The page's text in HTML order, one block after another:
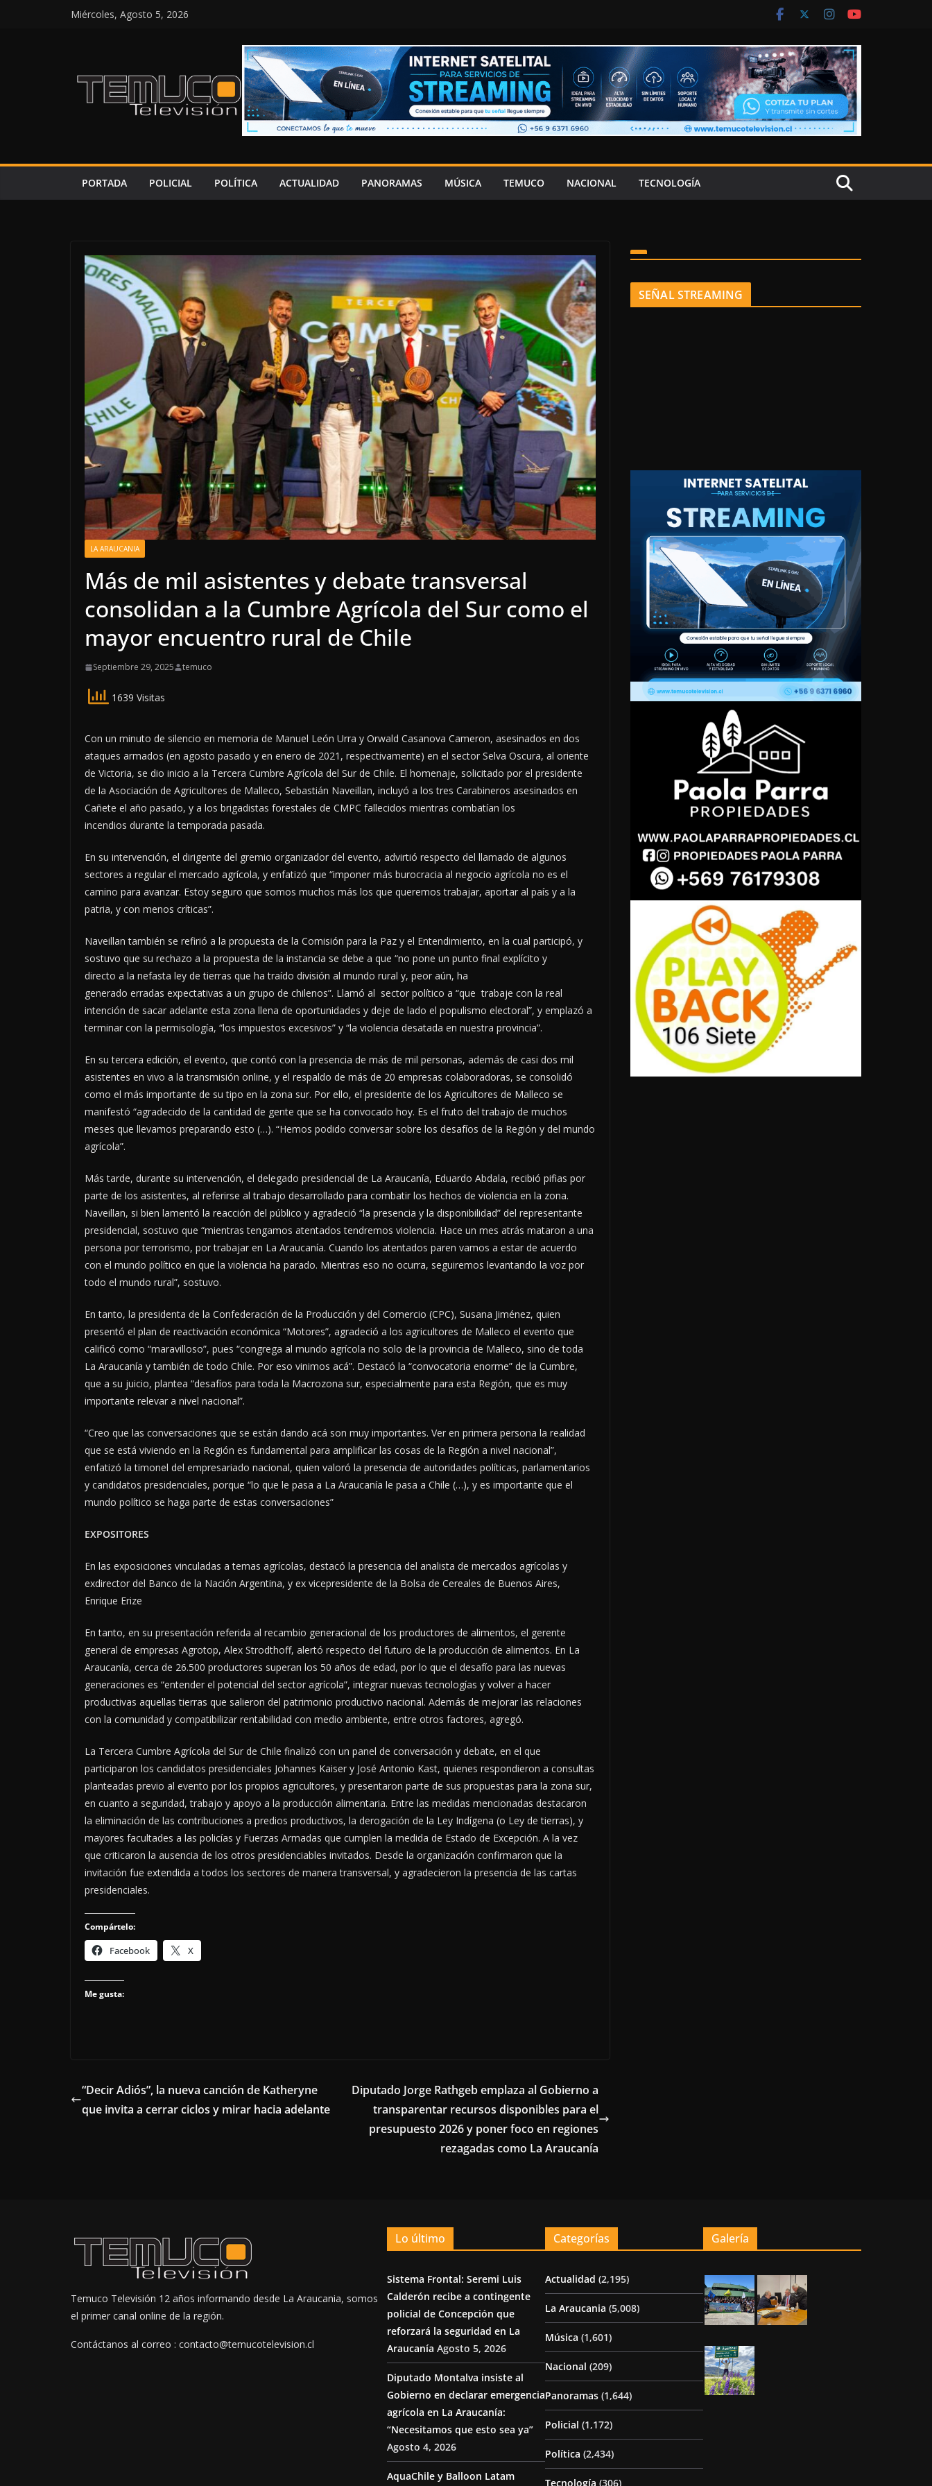
Miércoles, Agosto 5, 2026
PORTADA POLICIAL POLÍTICA ACTUALIDAD PANORAMAS MÚSICA TEMUCO NACIONAL TECNOLOGÍA
LA ARAUCANIA
Más de mil asistentes y debate transversal
consolidan a la Cumbre Agrícola del Sur como el
mayor encuentro rural de Chile
Septiembre 29, 2025 temuco
1639 Visitas
Con un minuto de silencio en memoria de Manuel León Urra y Orwald Casanova Cameron, asesinados en dos
ataques armados (en agosto pasado y en enero de 2021, respectivamente) en el sector Selva Oscura, al oriente
de Victoria, se dio inicio a la Tercera Cumbre Agrícola del Sur de Chile. El homenaje, solicitado por el presidente
de la Asociación de Agricultores de Malleco, Sebastián Naveillan, incluyó a los tres Carabineros asesinados en
Cañete el año pasado, y a los brigadistas forestales de CMPC fallecidos mientras combatían los
incendios durante la temporada pasada.
En su intervención, el dirigente del gremio organizador del evento, advirtió respecto del llamado de algunos
sectores a regular el mercado agrícola, y enfatizó que “imponer más burocracia al negocio agrícola no es el
camino para avanzar. Estoy seguro que somos muchos más los que queremos trabajar, aportar al país y a la
patria, y con menos críticas”.
Naveillan también se refirió a la propuesta de la Comisión para la Paz y el Entendimiento, en la cual participó, y
sostuvo que su rechazo a la propuesta de la instancia se debe a que “no pone un punto final explícito y
directo a la nefasta ley de tierras que ha traído división al mundo rural y, peor aún, ha
generado erradas expectativas a un grupo de chilenos”. Llamó al sector político a “que trabaje con la real
intención de sacar adelante esta zona llena de oportunidades y deje de lado el populismo electoral”, y emplazó a
terminar con la permisología, “los impuestos excesivos” y “la violencia desatada en nuestra provincia”.
En su tercera edición, el evento, que contó con la presencia de más de mil personas, además de casi dos mil
asistentes en vivo a la transmisión online, y el respaldo de más de 20 empresas colaboradoras, se consolidó
como el más importante de su tipo en la zona sur. Por ello, el presidente de los Agricultores de Malleco se
manifestó “agradecido de la cantidad de gente que se ha convocado hoy. Es el fruto del trabajo de muchos
meses que llevamos preparando esto (…). “Hemos podido conversar sobre los desafíos de la Región y del mundo
agrícola”.
Más tarde, durante su intervención, el delegado presidencial de La Araucanía, Eduardo Abdala, recibió pifias por
parte de los asistentes, al referirse al trabajo desarrollado para combatir los hechos de violencia en la zona.
Naveillan, si bien lamentó la reacción del público y agradeció “la presencia y la disponibilidad” del representante
presidencial, sostuvo que “mientras tengamos atentados tendremos violencia. Hace un mes atrás mataron a una
persona por terrorismo, por trabajar en La Araucanía. Cuando los atentados paren vamos a estar de acuerdo
con el mundo político en que la violencia ha parado. Mientras eso no ocurra, seguiremos levantando la voz por
todo el mundo rural”, sostuvo.
En tanto, la presidenta de la Confederación de la Producción y del Comercio (CPC), Susana Jiménez, quien
presentó el plan de reactivación económica “Motores”, agradeció a los agricultores de Malleco el evento que
calificó como “maravilloso”, pues “congrega al mundo agrícola no solo de la provincia de Malleco, sino de toda
La Araucanía y también de todo Chile. Por eso vinimos acá”. Destacó la “convocatoria enorme” de la Cumbre,
que a su juicio, plantea “desafíos para toda la Macrozona sur, especialmente para esta Región, que es muy
importante relevar a nivel nacional”.
“Creo que las conversaciones que se están dando acá son muy importantes. Ver en primera persona la realidad
que se está viviendo en la Región es fundamental para amplificar las cosas de la Región a nivel nacional”,
enfatizó la timonel del empresariado nacional, quien valoró la presencia de autoridades políticas, parlamentarios
y candidatos presidenciales, porque “lo que le pasa a La Araucanía le pasa a Chile (…), y es importante que el
mundo político se haga parte de estas conversaciones”
EXPOSITORES
En las exposiciones vinculadas a temas agrícolas, destacó la presencia del analista de mercados agrícolas y
exdirector del Banco de la Nación Argentina, y ex vicepresidente de la Bolsa de Cereales de Buenos Aires,
Enrique Erize
En tanto, en su presentación referida al recambio generacional de los productores de alimentos, el gerente
general de empresas Agrotop, Alex Strodthoff, alertó respecto del futuro de la producción de alimentos. En La
Araucanía, cerca de 26.500 productores superan los 50 años de edad, por lo que el desafío para las nuevas
generaciones es “entender el potencial del sector agrícola”, integrar nuevas tecnologías y volver a hacer
productivas aquellas tierras que salieron del patrimonio productivo nacional. Además de mejorar las relaciones
con la comunidad y compatibilizar rentabilidad con medio ambiente, entre otros factores, agregó.
La Tercera Cumbre Agrícola del Sur de Chile finalizó con un panel de conversación y debate, en el que
participaron los candidatos presidenciales Johannes Kaiser y José Antonio Kast, quienes respondieron a consultas
planteadas previo al evento por los propios agricultores, y presentaron parte de sus propuestas para la zona sur,
en cuanto a seguridad, trabajo y apoyo a la producción alimentaria. Entre las medidas mencionadas destacaron
la eliminación de las contribuciones a predios productivos, la derogación de la Ley Indígena (o Ley de tierras), y
mayores facultades a las policías y Fuerzas Armadas que cumplen la medida de Estado de Excepción. A la vez
que criticaron la ausencia de los otros presidenciables invitados. Desde la organización confirmaron que la
invitación fue extendida a todos los sectores de manera transversal, y agradecieron la presencia de las cartas
presidenciales.
Compártelo:
Facebook X
Me gusta:
“Decir Adiós”, la nueva canción de Katheryne
que invita a cerrar ciclos y mirar hacia adelante
Diputado Jorge Rathgeb emplaza al Gobierno a
transparentar recursos disponibles para el
presupuesto 2026 y poner foco en regiones
rezagadas como La Araucanía
SEÑAL STREAMING
Temuco Televisión 12 años informando desde La Araucania, somos
el primer canal online de la región.
Contáctanos al correo : contacto@temucotelevision.cl
Lo último
Sistema Frontal: Seremi Luis
Calderón recibe a contingente
policial de Concepción que
reforzará la seguridad en La
Araucanía Agosto 5, 2026
Diputado Montalva insiste al
Gobierno en declarar emergencia
agrícola en La Araucanía:
“Necesitamos que esto sea ya”
Agosto 4, 2026
AquaChile y Balloon Latam
Categorías
Actualidad (2,195)
La Araucania (5,008)
Música (1,601)
Nacional (209)
Panoramas (1,644)
Policial (1,172)
Política (2,434)
Tecnología (306)
Galería